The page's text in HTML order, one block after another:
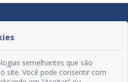
semelhantes que são
site. Você pode consentir com